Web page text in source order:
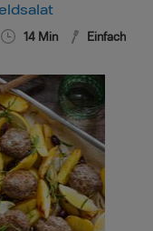
14 Min Einfach